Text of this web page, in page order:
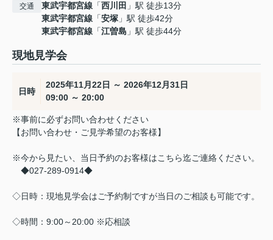
交通 東武宇都宮線 「西川田 」駅 徒歩13分
東武宇都宮線 「安塚 」駅 徒歩42分
東武宇都宮線 「江曽島 」駅 徒歩44分
現地見学会
日時
2025年11月22日 ～ 2026年12月31日
09:00 ～ 20:00
※事前に必ずお問い合わせください
【お問い合わせ・ご見学希望のお客様】
※今から見たい、当日予約のお客様はこちら迄ご連絡ください。
◆027-289-0914◆
◇日時：現地見学会はご予約制ですが当日のご相談も可能です。
◇時間：9:00～20:00 ※応相談